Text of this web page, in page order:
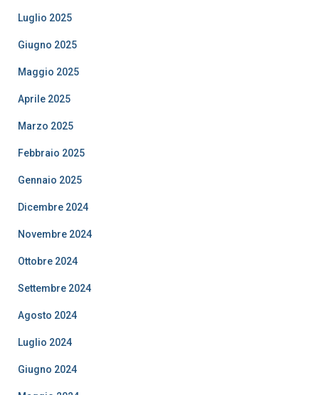
Luglio 2025
Giugno 2025
Maggio 2025
Aprile 2025
Marzo 2025
Febbraio 2025
Gennaio 2025
Dicembre 2024
Novembre 2024
Ottobre 2024
Settembre 2024
Agosto 2024
Luglio 2024
Giugno 2024